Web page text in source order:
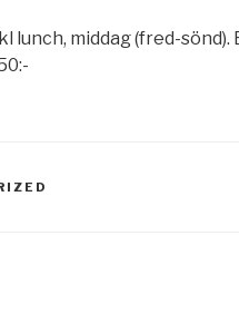
lunch, middag (fred-sönd).